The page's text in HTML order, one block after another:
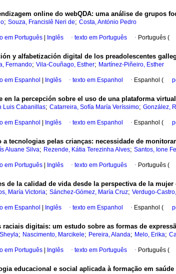
online do webQDA: uma análise de grupos
; Souza, Francislê Neri de; Costa, António Pedro
em Português Inglês · texto em Português · Português (
y alfabetización digital de los preadolescentes
Fernando; Vila-Couñago, Esther; Martínez-Piñeiro, Esther
em Espanhol Inglês · texto em Espanhol · Espanhol (
en la percepción sobre el uso de una plataforma
Luis Cabanillas; Catarreira, Sofía María Veríssimo; González,
em Espanhol Inglês · texto em Espanhol · Espanhol (
a tecnologias pelas crianças: necessidade de
Aluane Silva; Rezende, Kátia Terezinha Alves; Santos, Ione
em Português Inglês · texto em Português · Português (
de la calidad de vida desde la perspectiva de la mujer
María Victoria; Sánchez-Gómez, María Cruz; Verdugo-
em Espanhol Inglês · texto em Espanhol · Espanhol (
raciais digitais: um estudo sobre as formas de
; Nascimento, Marcikele; Pereira, Alanda; Melo, Erika;
em Português Inglês · texto em Português · Português (
educacional e social aplicada à formação em saúde